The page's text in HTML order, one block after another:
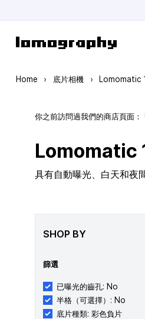
Home › 底片相機 › Lomomatic
你之前訪問過我們的商店頁面：
Lomomatic
具有自動曝光、白天和夜
SHOP BY
篩選
已曝光的齒孔: No
半格（可選擇）: No
底片種類: 彩色負片